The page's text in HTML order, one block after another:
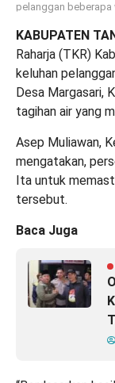
pelanggan beberapa
KABUPATEN
Raharja (TKR)
keluhan
Desa Margasari,
tagihan air yang
Asep Muliawan,
mengatakan,
Ita untuk
tersebut.
Baca Juga